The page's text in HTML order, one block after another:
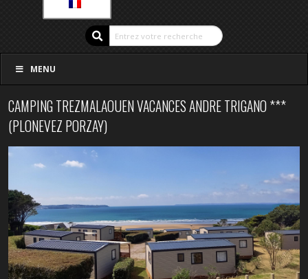
MENU
CAMPING TREZMALAOUEN VACANCES ANDRE TRIGANO ***
(PLONEVEZ PORZAY)